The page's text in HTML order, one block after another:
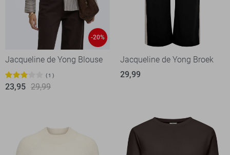
-20%
Jacqueline de Yong Blouse
1
23,95 29,99
Jacqueline de Yong Broek
29,99